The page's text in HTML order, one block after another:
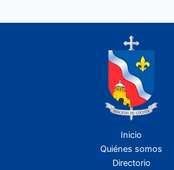
Inicio
Quiénes somos
Directorio